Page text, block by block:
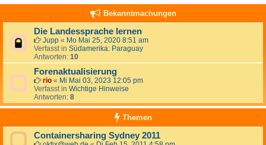
Bekanntmachungen
Die Landessprache lernen
Jupp « Mo Mai 25, 2020 8:51 am
Verfasst in Südamerika: Paraguay
Antworten: 10
Forenaktualisierung
rio « Mi Mai 03, 2023 12:05 pm
Verfasst in Wichtige Hinweise
Antworten: 8
Themen
Containersharing Sydney 2011